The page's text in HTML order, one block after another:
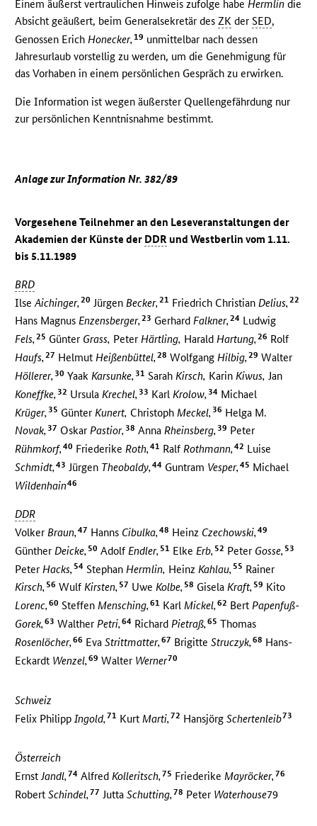
Einem äußerst vertraulichen Hinweis zufolge habe Hermlin die
Absicht geäußert, beim Generalsekretär desZK derSED,
Genossen Erich Honecker, 19 unmittelbar nach dessen
Jahresurlaub vorstellig zu werden, um die Genehmigung für
das Vorhaben in einem persönlichen Gespräch zu erwirken.
Die Information ist wegen äußerster Quellengefährdung nur
zur persönlichen Kenntnisnahme bestimmt.
Anlage zur Information Nr. 382/89
Vorgesehene Teilnehmer an den Leseveranstaltungen der
Akademien der Künste der DDR und Westberlin vom 1.11.
bis 5.11.1989
BRD
IlseAichinger, 20 Jürgen Becker, 21 Friedrich Christian Delius, 22
Hans MagnusEnzensberger,23 GerhardFalkner,24 Ludwig
Fels,25 Günter Grass, PeterHärtling, HaraldHartung,26 Rolf
Haufs,27 HelmutHeißenbüttel,28 WolfgangHilbig,29 Walter
Höllerer, 30 Yaak Karsunke, 31 Sarah Kirsch, Karin Kiwus, Jan
Koneffke, 32 Ursula Krechel, 33 Karl Krolow, 34 Michael
Krüger, 35 Günter Kunert, Christoph Meckel, 36 Helga M.
Novak,37 OskarPastior,38 AnnaRheinsberg,39 Peter
Rühmkorf,40 FriederikeRoth,41 RalfRothmann,42 Luise
Schmidt,43 Jürgen Theobaldy,44 Guntram Vesper,45 Michael
Wildenhain46
DDR
Volker Braun, 47 Hanns Cibulka, 48 Heinz Czechowski, 49
Günther Deicke, 50 Adolf Endler, 51 Elke Erb, 52 Peter Gosse, 53
Peter Hacks, 54 Stephan Hermlin, Heinz Kahlau, 55 Rainer
Kirsch,56 WulfKirsten,57 UweKolbe,58 GiselaKraft,59 Kito
Lorenc,60 SteffenMensching,61 KarlMickel,62 BertPapenfuß-
Gorek,63 WaltherPetri,64 RichardPietraß,65 Thomas
Rosenlöcher, 66 EvaStrittmatter, 67 BrigitteStruczyk, 68 Hans-
Eckardt Wenzel, 69 Walter Werner70
Schweiz
Felix Philipp Ingold, 71 Kurt Marti, 72 HansjörgSchertenleib73
Österreich
ErnstJandl,74 AlfredKolleritsch,75 FriederikeMayröcker,76
RobertSchindel,77 JuttaSchutting,78 Peter Waterhouse79